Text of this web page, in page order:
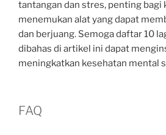
tantangan dan stres, penting bagi
menemukan alat yang dapat
dan berjuang. Semoga daftar 10
dibahas di artikel ini dapat
meningkatkan kesehatan mental
FAQ